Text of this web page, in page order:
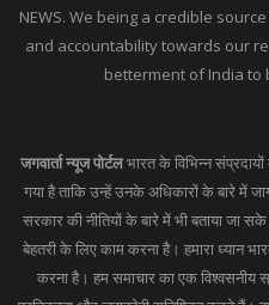
NEWS. We being a credible
and accountability towards our
betterment of India to
जगवार्ता न्यूज पोर्टलभारत के विभिन्न
गया है ताकि उन्हें उनके अधिकारों के बारे में
सरकार की नीतियों के बारे में भी बताया जा
बेहतरी के लिए काम करना है। हमारा ध्यान
करना है। हम समाचार का एक विश्वसनीय